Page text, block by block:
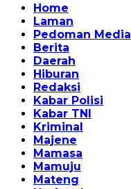
Home
Laman
Pedoman
Berita
Daerah
Hiburan
Redaksi
Kabar Polisi
Kabar TNI
Kriminal
Majene
Mamasa
Mamuju
Mateng